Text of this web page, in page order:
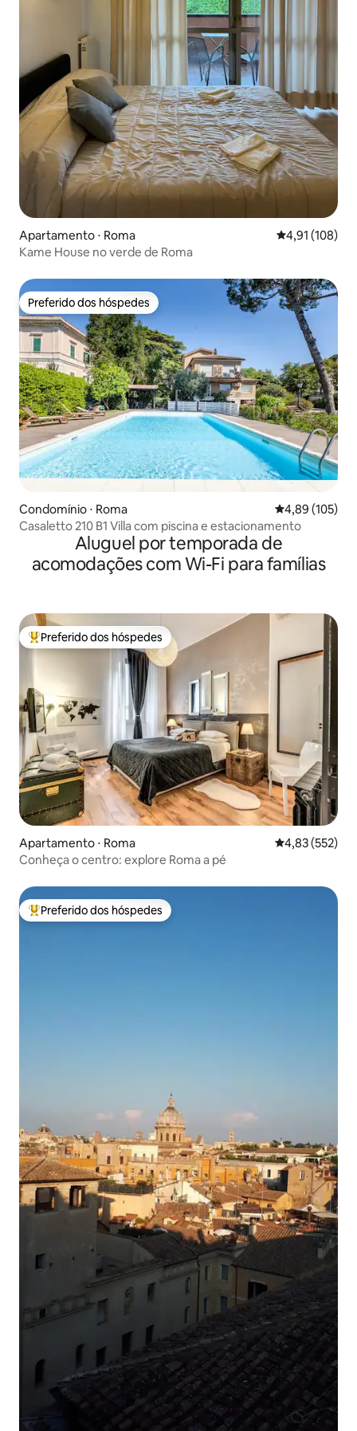
Apartamento ⋅ Roma 4,91 de uma
4,91 (108)
Kame House no verde de Roma
Preferido dos hóspedes
Preferido dos hóspedes
Condomínio ⋅ Roma 4,89 de uma
4,89 (105)
Casaletto 210 B1 Villa com piscina e estacionamento
Aluguel por temporada de
acomodações com Wi-Fi para famílias
Entre os melhores preferidos dos hóspedes
Preferido dos hóspedes
Apartamento ⋅ Roma 4,83 de uma
4,83 (552)
Conheça o centro: explore Roma a pé
Entre os melhores preferidos dos hóspedes
Preferido dos hóspedes